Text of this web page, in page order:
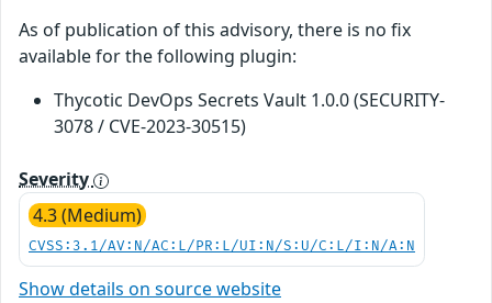
As of publication of this advisory, there is no fix
available for the following plugin:
Thycotic DevOps Secrets Vault 1.0.0 (SECURITY-
3078 / CVE-2023-30515)
Severity
4.3 (Medium)
CVSS:3.1/AV:N/AC:L/PR:L/UI:N/S:U/C:L/I:N/A:N
Show details on source website